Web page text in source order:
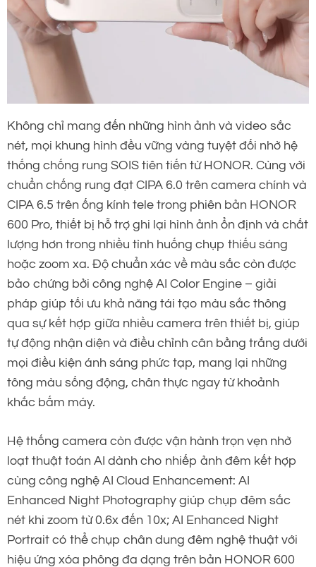
Không chỉ mang đến những hình ảnh và video sắc
nét, mọi khung hình đều vững vàng tuyệt đối nhờ hệ
thống chống rung SOIS tiên tiến từ HONOR. Cùng với
chuẩn chống rung đạt CIPA 6.0 trên camera chính và
CIPA 6.5 trên ống kính tele trong phiên bản HONOR
600 Pro, thiết bị hỗ trợ ghi lại hình ảnh ổn định và chất
lượng hơn trong nhiều tình huống chụp thiếu sáng
hoặc zoom xa. Độ chuẩn xác về màu sắc còn được
bảo chứng bởi công nghệ AI Color Engine – giải
pháp giúp tối ưu khả năng tái tạo màu sắc thông
qua sự kết hợp giữa nhiều camera trên thiết bị, giúp
tự động nhận diện và điều chỉnh cân bằng trắng dưới
mọi điều kiện ánh sáng phức tạp, mang lại những
tông màu sống động, chân thực ngay từ khoảnh
khắc bấm máy.
Hệ thống camera còn được vận hành trọn vẹn nhờ
loạt thuật toán AI dành cho nhiếp ảnh đêm kết hợp
cùng công nghệ AI Cloud Enhancement: AI
Enhanced Night Photography giúp chụp đêm sắc
nét khi zoom từ 0.6x đến 10x; AI Enhanced Night
Portrait có thể chụp chân dung đêm nghệ thuật với
hiệu ứng xóa phông đa dạng trên bản HONOR 600